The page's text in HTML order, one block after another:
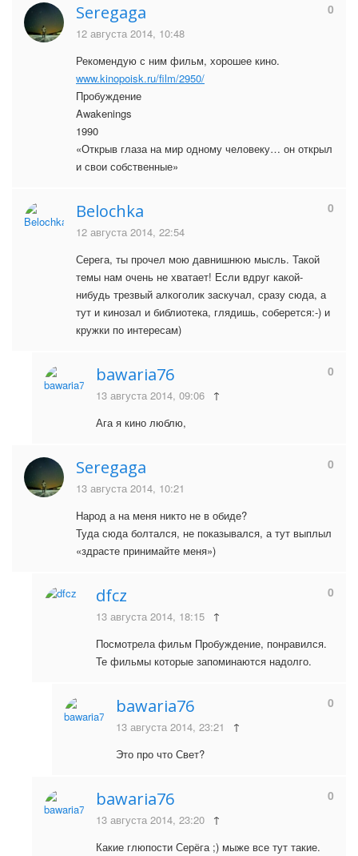
Seregaga
12 августа 2014, 10:48
0
Рекомендую с ним фильм, хорошее кино.
www.kinopoisk.ru/film/2950/
Пробуждение
Awakenings
1990
«Открыв глаза на мир одному человеку… он открыл
и свои собственные»
Belochka
12 августа 2014, 22:54
0
Серега, ты прочел мою давнишнюю мысль. Такой
темы нам очень не хватает! Если вдруг какой-
нибудь трезвый алкоголик заскучал, сразу сюда, а
тут и кинозал и библиотека, глядишь, соберется:-) и
кружки по интересам)
bawaria76
13 августа 2014, 09:06 ↑
0
Ага я кино люблю,
Seregaga
13 августа 2014, 10:21
0
Народ а на меня никто не в обиде?
Туда сюда болтался, не показывался, а тут выплыл
«здрасте принимайте меня»)
dfcz
13 августа 2014, 18:15 ↑
0
Посмотрела фильм Пробуждение, понравился.
Те фильмы которые запоминаются надолго.
bawaria76
13 августа 2014, 23:21 ↑
0
Это про что Свет?
bawaria76
13 августа 2014, 23:20 ↑
0
Какие глюпости Серёга ;) мыже все тут такие.